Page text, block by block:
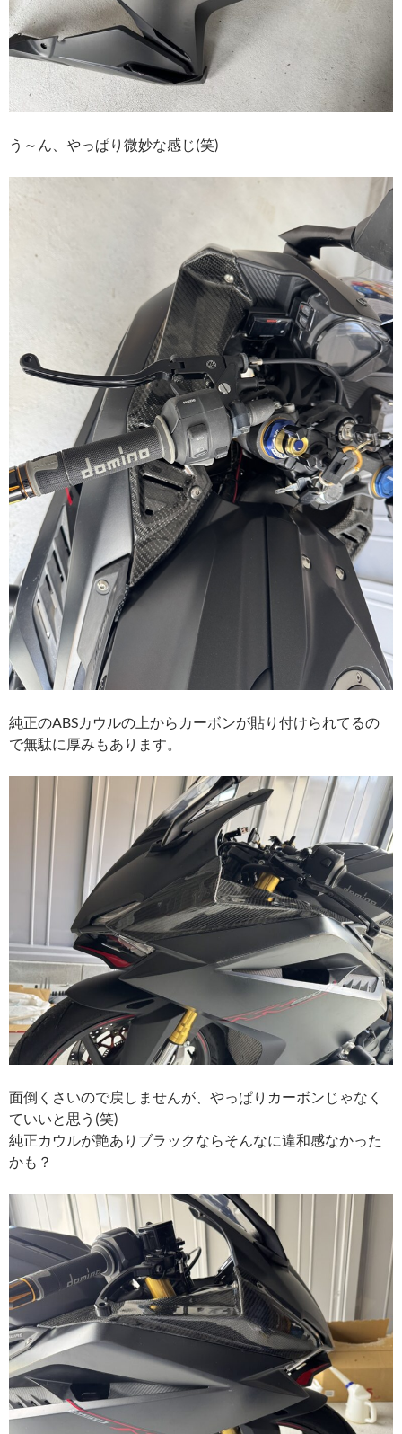
う～ん、やっぱり微妙な感じ(笑)
純正のABSカウルの上からカーボンが貼り付けられてるの
で無駄に厚みもあります。
面倒くさいので戻しませんが、やっぱりカーボンじゃなく
ていいと思う(笑)
純正カウルが艶ありブラックならそんなに違和感なかった
かも？